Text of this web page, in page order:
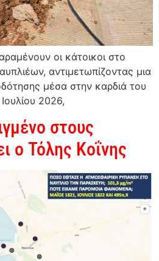
οι κάτοικοι στο
αντιμετωπίζοντας μια
μέσα στην καρδιά του
2026,
στους
ο Τόλης Κοΐνης